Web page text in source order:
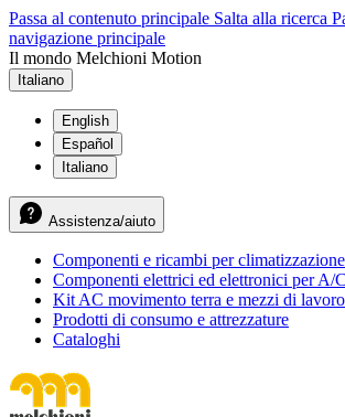
Passa al contenuto principale Salta alla ricerca
navigazione principale
Il mondo Melchioni Motion
Italiano
English
Español
Italiano
Assistenza/aiuto
Componenti e ricambi per
Componenti elettrici ed elettronici per A/C
Kit AC movimento terra e mezzi di lavoro
Prodotti di consumo e attrezzature
Cataloghi